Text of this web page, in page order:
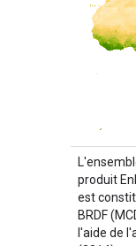
produit
est
BRDF
l'aide de